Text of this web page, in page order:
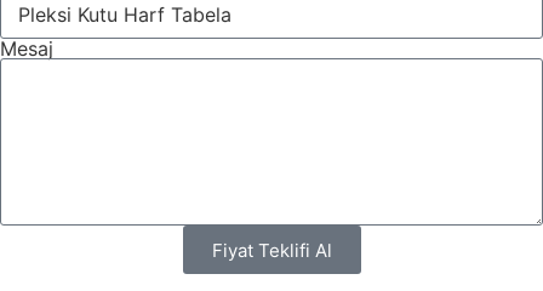
Mesaj
Fiyat Teklifi Al